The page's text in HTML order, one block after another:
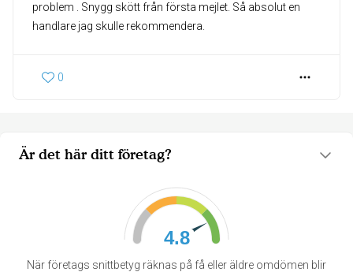
Är det här ditt företag?
4.8
När företags snittbetyg räknas på få eller äldre omdömen blir
problem . Snygg skött från första mejlet. Så absolut en
handlare jag skulle rekommendera.
0